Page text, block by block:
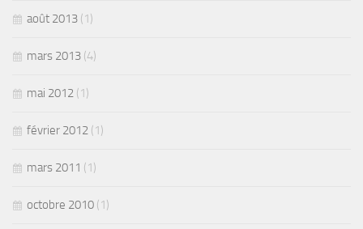
août 2013 (1)
mars 2013 (4)
mai 2012 (1)
février 2012 (1)
mars 2011 (1)
octobre 2010 (1)